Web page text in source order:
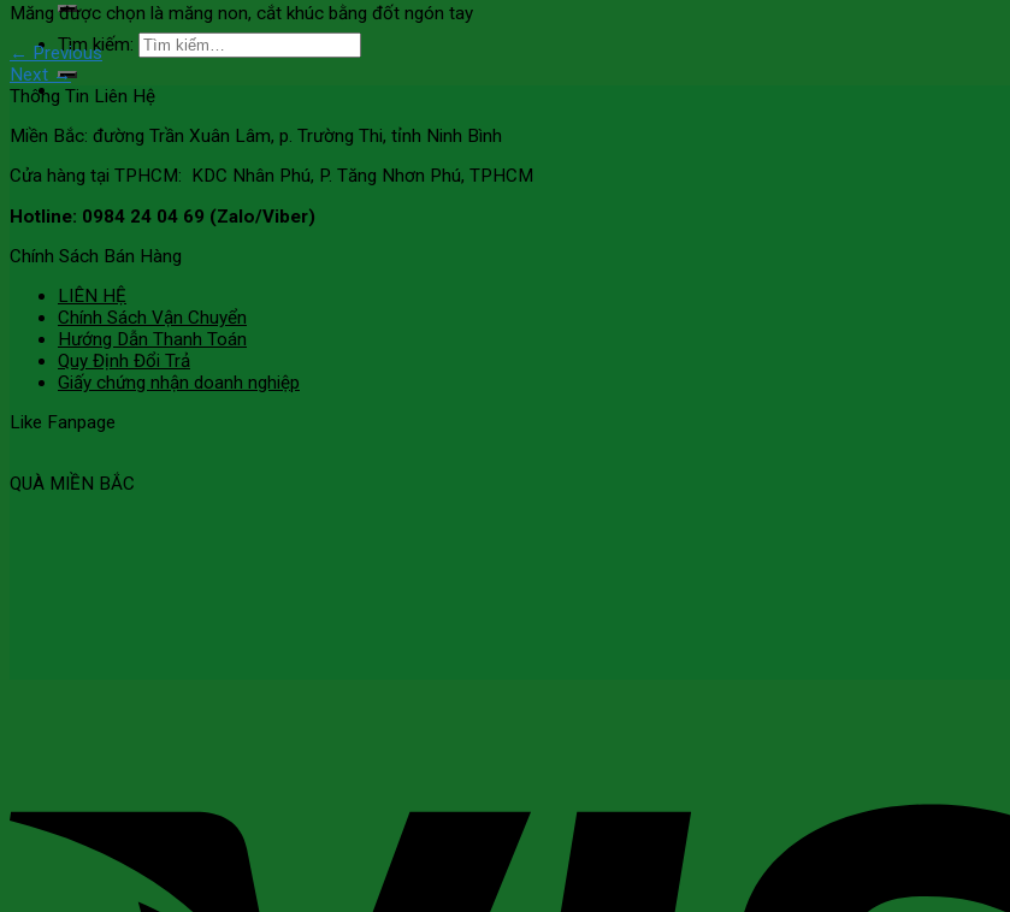
Tìm kiếm:
Măng được chọn là măng non, cắt khúc bằng đốt ngón tay
← Previous
Next →
Thông Tin Liên Hệ
Miền Bắc: đường Trần Xuân Lâm, p. Trường Thi, tỉnh Ninh Bình
Cửa hàng tại TPHCM: KDC Nhân Phú, P. Tăng Nhơn Phú, TPHCM
Hotline: 0984 24 04 69 (Zalo/Viber)
Chính Sách Bán Hàng
LIÊN HỆ
Chính Sách Vận Chuyển
Hướng Dẫn Thanh Toán
Quy Định Đổi Trả
Giấy chứng nhận doanh nghiệp
Like Fanpage
QUÀ MIỀN BẮC